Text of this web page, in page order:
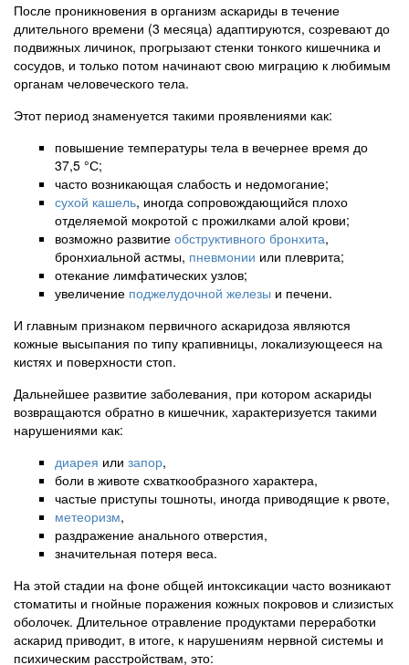
После проникновения в организм аскариды в течение
длительного времени (3 месяца) адаптируются, созревают до
подвижных личинок, прогрызают стенки тонкого кишечника и
сосудов, и только потом начинают свою миграцию к любимым
органам человеческого тела.
Этот период знаменуется такими проявлениями как:
повышение температуры тела в вечернее время до
37,5 °С;
часто возникающая слабость и недомогание;
сухой кашель, иногда сопровождающийся плохо
отделяемой мокротой с прожилками алой крови;
возможно развитие обструктивного бронхита,
бронхиальной астмы, пневмонии или плеврита;
отекание лимфатических узлов;
увеличение поджелудочной железы и печени.
И главным признаком первичного аскаридоза являются
кожные высыпания по типу крапивницы, локализующееся на
кистях и поверхности стоп.
Дальнейшее развитие заболевания, при котором аскариды
возвращаются обратно в кишечник, характеризуется такими
нарушениями как:
диарея или запор,
боли в животе схваткообразного характера,
частые приступы тошноты, иногда приводящие к рвоте,
метеоризм,
раздражение анального отверстия,
значительная потеря веса.
На этой стадии на фоне общей интоксикации часто возникают
стоматиты и гнойные поражения кожных покровов и слизистых
оболочек. Длительное отравление продуктами переработки
аскарид приводит, в итоге, к нарушениям нервной системы и
психическим расстройствам, это: